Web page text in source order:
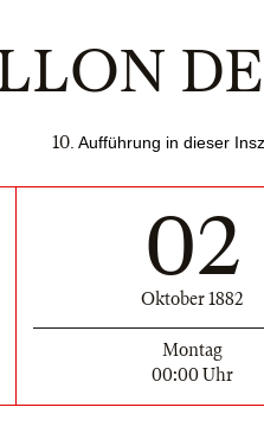
10 . Aufführung in dieser
02
Oktober 1882
Montag
00:00 Uhr